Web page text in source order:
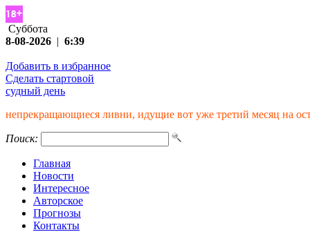
Суббота
8-08-2026 | 6:39
Добавить в избранное
Сделать стартовой
судный день
непрекращающиеся ливни, идущие вот уже третий месяц на
Поиск:
Главная
Новости
Интересное
Авторское
Прогнозы
Контакты